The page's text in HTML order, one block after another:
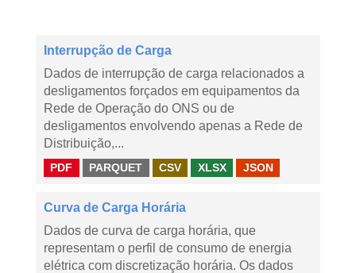
Interrupção de Carga
Dados de interrupção de carga relacionados a
desligamentos forçados em equipamentos da
Rede de Operação do ONS ou de
desligamentos envolvendo apenas a Rede de
Distribuição,...
PDF PARQUET CSV XLSX JSON
Curva de Carga Horária
Dados de curva de carga horária, que
representam o perfil de consumo de energia
elétrica com discretização horária. Os dados